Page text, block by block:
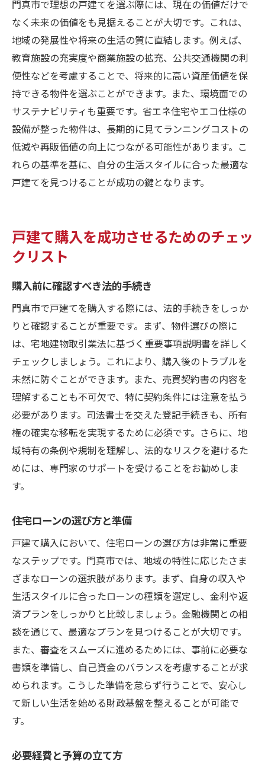
門真市で理想の戸建てを選ぶ際には、現在の価値だけで
なく未来の価値をも見据えることが大切です。これは、
地域の発展性や将来の生活の質に直結します。例えば、
教育施設の充実度や商業施設の拡充、公共交通機関の利
便性などを考慮することで、将来的に高い資産価値を保
持できる物件を選ぶことができます。また、環境面での
サステナビリティも重要です。省エネ住宅やエコ仕様の
設備が整った物件は、長期的に見てランニングコストの
低減や再販価値の向上につながる可能性があります。こ
れらの基準を基に、自分の生活スタイルに合った最適な
戸建てを見つけることが成功の鍵となります。
戸建て購入を成功させるためのチェッ
クリスト
購入前に確認すべき法的手続き
門真市で戸建てを購入する際には、法的手続きをしっか
りと確認することが重要です。まず、物件選びの際に
は、宅地建物取引業法に基づく重要事項説明書を詳しく
チェックしましょう。これにより、購入後のトラブルを
未然に防ぐことができます。また、売買契約書の内容を
理解することも不可欠で、特に契約条件には注意を払う
必要があります。司法書士を交えた登記手続きも、所有
権の確実な移転を実現するために必須です。さらに、地
域特有の条例や規制を理解し、法的なリスクを避けるた
めには、専門家のサポートを受けることをお勧めしま
す。
住宅ローンの選び方と準備
戸建て購入において、住宅ローンの選び方は非常に重要
なステップです。門真市では、地域の特性に応じたさま
ざまなローンの選択肢があります。まず、自身の収入や
生活スタイルに合ったローンの種類を選定し、金利や返
済プランをしっかりと比較しましょう。金融機関との相
談を通じて、最適なプランを見つけることが大切です。
また、審査をスムーズに進めるためには、事前に必要な
書類を準備し、自己資金のバランスを考慮することが求
められます。こうした準備を怠らず行うことで、安心し
て新しい生活を始める財政基盤を整えることが可能で
す。
必要経費と予算の立て方